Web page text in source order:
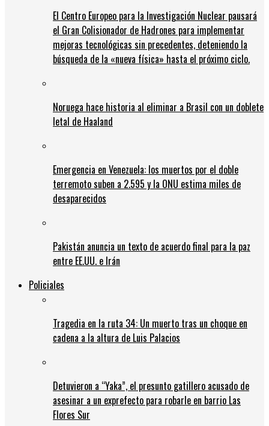
El Centro Europeo para la Investigación Nuclear pausará
el Gran Colisionador de Hadrones para implementar
mejoras tecnológicas sin precedentes, deteniendo la
búsqueda de la «nueva física» hasta el próximo ciclo.
Noruega hace historia al eliminar a Brasil con un doblete
letal de Haaland
Emergencia en Venezuela: los muertos por el doble
terremoto suben a 2.595 y la ONU estima miles de
desaparecidos
Pakistán anuncia un texto de acuerdo final para la paz
entre EE.UU. e Irán
Policiales
Tragedia en la ruta 34: Un muerto tras un choque en
cadena a la altura de Luis Palacios
Detuvieron a “Yaka”, el presunto gatillero acusado de
asesinar a un exprefecto para robarle en barrio Las
Flores Sur